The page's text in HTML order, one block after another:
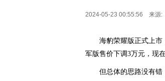
2024-05-23 00:55:56 来源:
海豹荣耀版正式上市
军版售价下调3万元，现
但总体的思路没有错